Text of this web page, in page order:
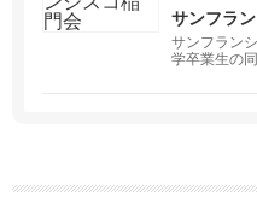
サンフラ
サンフラン
学卒業生の